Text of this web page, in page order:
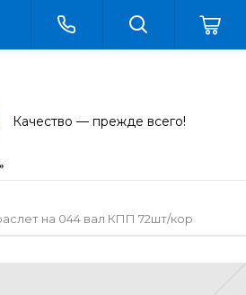
Качество — прежде всего!
на 044 вал КПП 72шт/кор